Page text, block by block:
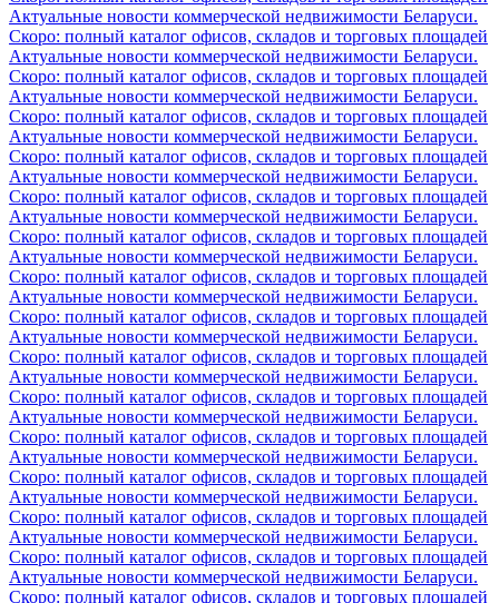
Актуальные новости коммерческой недвижимости Беларуси.
Скоро: полный каталог офисов, складов и торговых площадей
Актуальные новости коммерческой недвижимости Беларуси.
Скоро: полный каталог офисов, складов и торговых площадей
Актуальные новости коммерческой недвижимости Беларуси.
Скоро: полный каталог офисов, складов и торговых площадей
Актуальные новости коммерческой недвижимости Беларуси.
Скоро: полный каталог офисов, складов и торговых площадей
Актуальные новости коммерческой недвижимости Беларуси.
Скоро: полный каталог офисов, складов и торговых площадей
Актуальные новости коммерческой недвижимости Беларуси.
Скоро: полный каталог офисов, складов и торговых площадей
Актуальные новости коммерческой недвижимости Беларуси.
Скоро: полный каталог офисов, складов и торговых площадей
Актуальные новости коммерческой недвижимости Беларуси.
Скоро: полный каталог офисов, складов и торговых площадей
Актуальные новости коммерческой недвижимости Беларуси.
Скоро: полный каталог офисов, складов и торговых площадей
Актуальные новости коммерческой недвижимости Беларуси.
Скоро: полный каталог офисов, складов и торговых площадей
Актуальные новости коммерческой недвижимости Беларуси.
Скоро: полный каталог офисов, складов и торговых площадей
Актуальные новости коммерческой недвижимости Беларуси.
Скоро: полный каталог офисов, складов и торговых площадей
Актуальные новости коммерческой недвижимости Беларуси.
Скоро: полный каталог офисов, складов и торговых площадей
Актуальные новости коммерческой недвижимости Беларуси.
Скоро: полный каталог офисов, складов и торговых площадей
Актуальные новости коммерческой недвижимости Беларуси.
Скоро: полный каталог офисов, складов и торговых площадей